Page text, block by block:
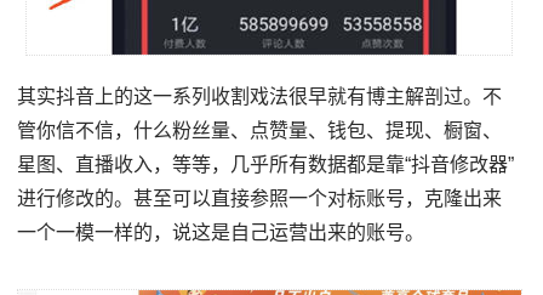
其实抖音上的这一系列收割戏法很早就有博主解剖过。不
管你信不信，什么粉丝量、点赞量、钱包、提现、橱窗、
星图、直播收入，等等，几乎所有数据都是靠“抖音修改器”
进行修改的。甚至可以直接参照一个对标账号，克隆出来
一个一模一样的，说这是自己运营出来的账号。